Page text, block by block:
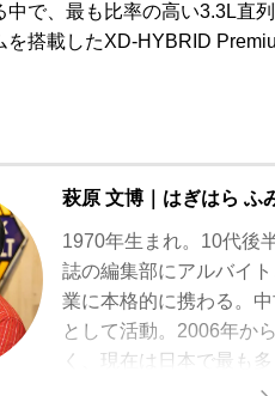
中で、最も比率の高い3.3L直
を搭載したXD-HYBRID
萩原 文博｜はぎはら ふ
1970年生まれ。10代後
誌の編集部にアルバイ
業に本格的に携わる。
として活動。2006年か
く、現在は日本で最も
ユーザー視点のバイヤ